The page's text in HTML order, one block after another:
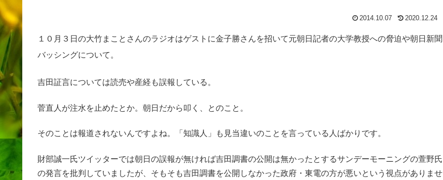
2014.10.07 2020.12.24
１０月３日の大竹まことさんのラジオはゲストに金子勝さんを招いて元朝日記者の大学教授への脅迫や朝日新聞
バッシングについて。
吉田証言については読売や産経も誤報している。
菅直人が注水を止めたとか。朝日だから叩く、とのこと。
そのことは報道されないんですよね。「知識人」も見当違いのことを言っている人ばかりです。
財部誠一氏ツイッターでは朝日の誤報が無ければ吉田調書の公開は無かったとするサンデーモーニングの萱野氏
の発言を批判していましたが、そもそも吉田調書を公開しなかった政府・東電の方が悪いという視点がありませ